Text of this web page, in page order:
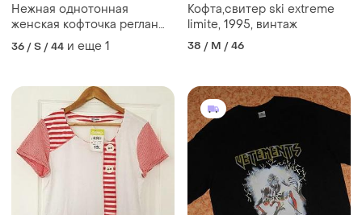
Нежная однотонная
женская кофточка реглан
водолазка лонгслив от
vetements zurich
36 / S / 44 и еще 1
Кофта,свитер ski extreme
limite, 1995, винтаж
38 / M / 46